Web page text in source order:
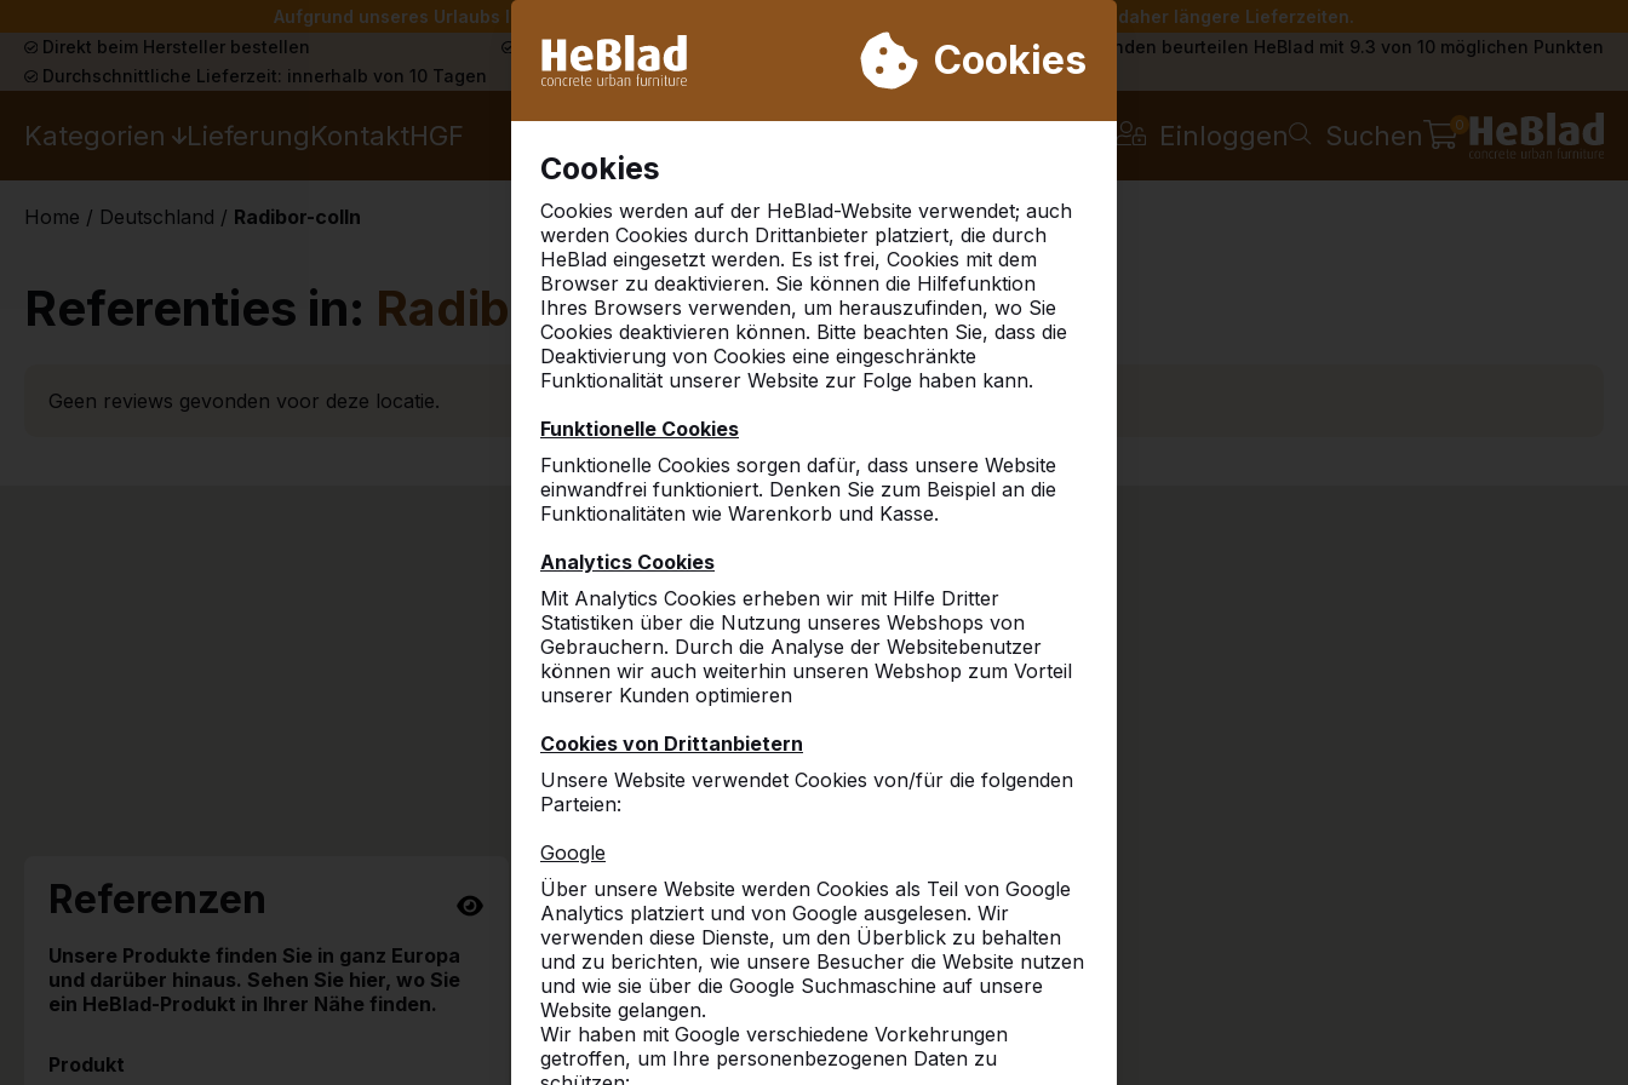
Aufgrund unseres Urlaubs liefern wir von Woche 31 bis Woche 33 nicht. Bitte berücksichtigen Sie daher längere Lieferzeiten.
Cookies
Cookies
Cookies werden auf der HeBlad-Website verwendet; auch
werden Cookies durch Drittanbieter platziert, die durch
HeBlad eingesetzt werden. Es ist frei, Cookies mit dem
Browser zu deaktivieren. Sie können die Hilfefunktion
Ihres Browsers verwenden, um herauszufinden, wo Sie
Cookies deaktivieren können. Bitte beachten Sie, dass die
Deaktivierung von Cookies eine eingeschränkte
Funktionalität unserer Website zur Folge haben kann.
Funktionelle Cookies
Funktionelle Cookies sorgen dafür, dass unsere Website
einwandfrei funktioniert. Denken Sie zum Beispiel an die
Funktionalitäten wie Warenkorb und Kasse.
Analytics Cookies
Mit Analytics Cookies erheben wir mit Hilfe Dritter
Statistiken über die Nutzung unseres Webshops von
Gebrauchern. Durch die Analyse der Websitebenutzer
können wir auch weiterhin unseren Webshop zum Vorteil
unserer Kunden optimieren
Cookies von Drittanbietern
Unsere Website verwendet Cookies von/für die folgenden
Parteien:
Google
Über unsere Website werden Cookies als Teil von Google
Analytics platziert und von Google ausgelesen. Wir
verwenden diese Dienste, um den Überblick zu behalten
und zu berichten, wie unsere Besucher die Website nutzen
und wie sie über die Google Suchmaschine auf unsere
Website gelangen.
Wir haben mit Google verschiedene Vorkehrungen
getroffen, um Ihre personenbezogenen Daten zu
Direkt beim Hersteller bestellen Schon mehr als 30.000 Produkten verkauft
Kunden beurteilen HeBlad mit 9.3 von 10 möglichen Punkten
Durchschnittliche Lieferzeit: innerhalb von 10 Tagen
Kategorien LieferungKontaktHGF Einloggen Suchen 0
Home / Deutschland / Radibor-colln
Referenties in: Radibor colln
Geen reviews gevonden voor deze locatie.
Referenzen
Unsere Produkte finden Sie in ganz Europa
und darüber hinaus. Sehen Sie hier, wo Sie
ein HeBlad-Produkt in Ihrer Nähe finden.
Produkt